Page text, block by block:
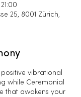
25, 8001 Zürich,
vibrational
while Ceremonial
that awakens your